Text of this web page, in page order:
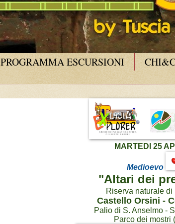
PROGRAMMA ESCURSIONI
MARTEDI 25
Medioevo
"Altari dei
Riserva naturale di
Castello Orsini -
Palio di S. Anselmo -
Parco dei mostri